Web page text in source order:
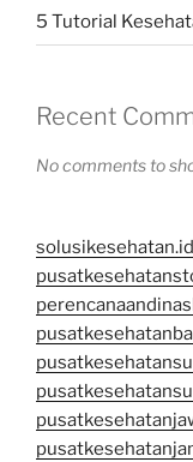
5 Tutorial
Recent
No comments to
solusikesehatan.id